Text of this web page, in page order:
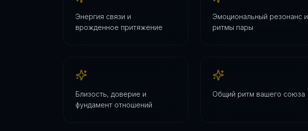
Энергия связи и
врожденное притяжение
Эмоциональный резонанс и
ритмы пары
Близость, доверие и
фундамент отношений
Общий ритм вашего союза